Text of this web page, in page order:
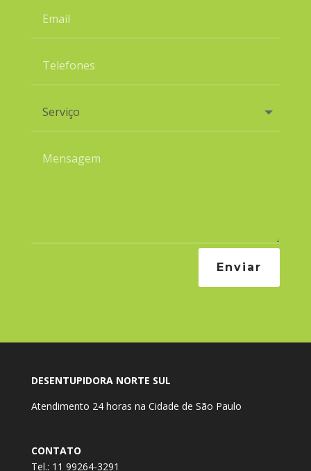
Enviar
DESENTUPIDORA NORTE SUL
Atendimento 24 horas na Cidade de São Paulo
CONTATO
Tel.: 11 99264-3291